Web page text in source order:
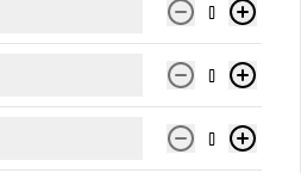
Turrón
Turrón de 3 pisos, lleno de tradición y dulzura
*Nuestros precios están expresados en soles e incluyen
impuestos de ley y recargo al consumo.
0
0
0